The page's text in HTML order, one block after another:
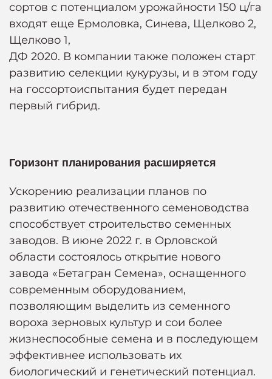
сортов с потенциалом урожайности 150 ц/га
входят еще Ермоловка, Синева, Щелково 2,
Щелково 1,
ДФ 2020. В компании также положен старт
развитию селекции кукурузы, и в этом году
на госсортоиспытания будет передан
первый гибрид.
Горизонт планирования расширяется
Ускорению реализации планов по
развитию отечественного семеноводства
способствует строительство семенных
заводов. В июне 2022 г. в Орловской
области состоялось открытие нового
завода «Бетагран Семена», оснащенного
современным оборудованием,
позволяющим выделить из семенного
вороха зерновых культур и сои более
жизнеспособные семена и в последующем
эффективнее использовать их
биологический и генетический потенциал.